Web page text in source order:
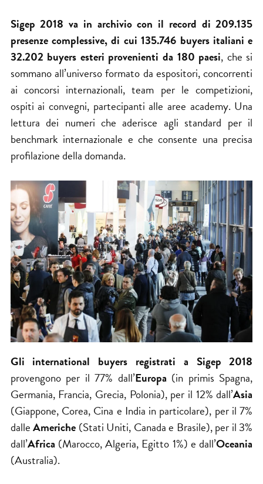
Sigep 2018 va in archivio con il record di 209.135
presenze complessive, di cui 135.746 buyers italiani e
32.202 buyers esteri provenienti da 180 paesi, che si
sommano all’universo formato da espositori, concorrenti
ai concorsi internazionali, team per le competizioni,
ospiti ai convegni, partecipanti alle aree academy. Una
lettura dei numeri che aderisce agli standard per il
benchmark internazionale e che consente una precisa
profilazione della domanda.
Gli international buyers registrati a Sigep 2018
provengono per il 77% dall’Europa (in primis Spagna,
Germania, Francia, Grecia, Polonia), per il 12% dall’Asia
(Giappone, Corea, Cina e India in particolare), per il 7%
dalleAmeriche (Stati Uniti, Canada e Brasile), per il 3%
dall’Africa (Marocco, Algeria, Egitto 1%) e dall’Oceania
(Australia).